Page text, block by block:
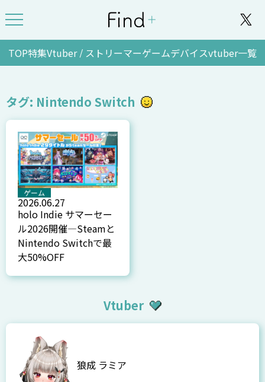
TOP特集Vtuber / ストリーマーゲームデバイスvtuber一覧
タグ: Nintendo Switch
ゲーム
2026.06.27
holo Indie サマーセー
ル2026開催—Steamと
Nintendo Switchで最
大50%OFF
Vtuber
狼成 ラミア